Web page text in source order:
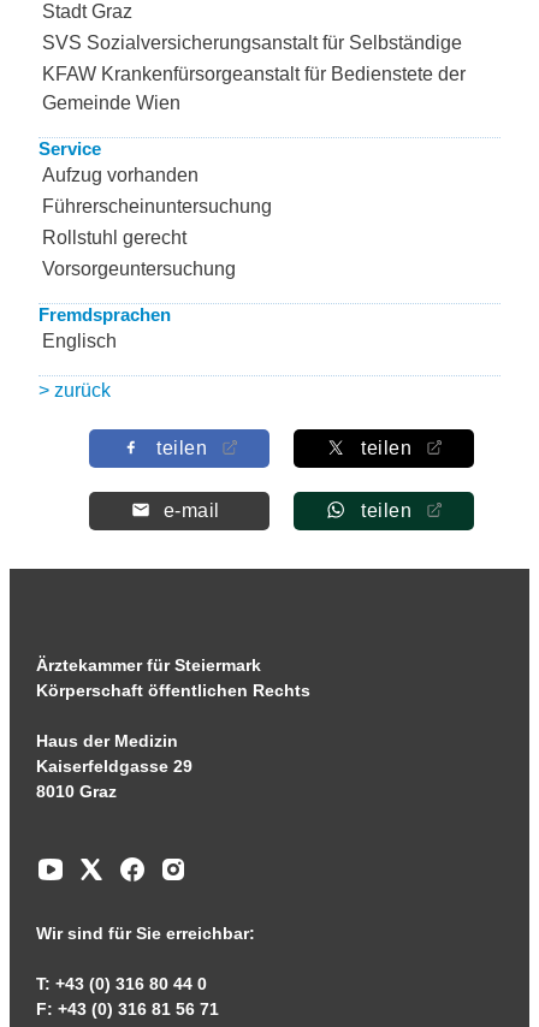
Stadt Graz
SVS Sozialversicherungsanstalt für Selbständige
KFAW Krankenfürsorgeanstalt für Bedienstete der
Gemeinde Wien
Service
Aufzug vorhanden
Führerscheinuntersuchung
Rollstuhl gerecht
Vorsorgeuntersuchung
Fremdsprachen
Englisch
> zurück
teilen teilen
e-mail teilen
Ärztekammer für Steiermark
Körperschaft öffentlichen Rechts
Haus der Medizin
Kaiserfeldgasse 29
8010 Graz
Wir sind für Sie erreichbar:
T: +43 (0) 316 80 44 0
F: +43 (0) 316 81 56 71